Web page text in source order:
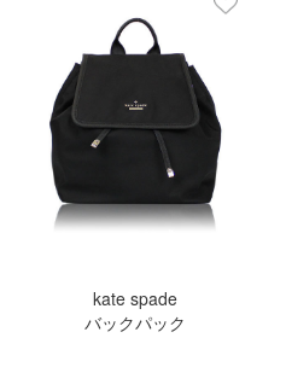
kate spade
バックパック